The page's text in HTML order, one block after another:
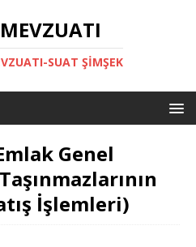
SUAT ŞİMŞEK
Genel
İşlemleri)